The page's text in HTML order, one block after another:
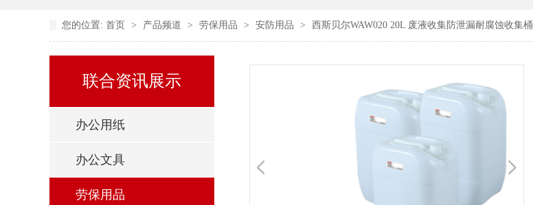
您的位置: 首页 > 产品频道 > 劳保用品 > 安防用品 > 西斯贝尔WAW020 20L 废液收集防泄漏耐腐蚀收集桶
联合资讯展示
办公用纸
办公文具
劳保用品